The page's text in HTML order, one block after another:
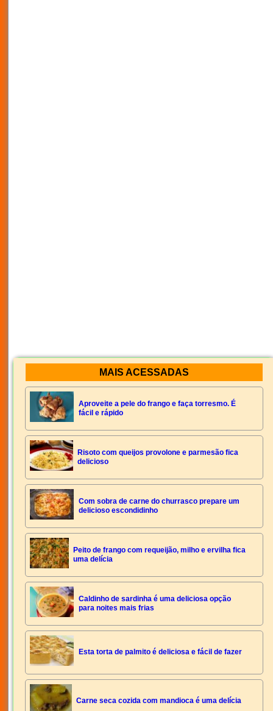
MAIS ACESSADAS
Aproveite a pele do frango e faça torresmo. É
fácil e rápido
Risoto com queijos provolone e parmesão fica
delicioso
Com sobra de carne do churrasco prepare um
delicioso escondidinho
Peito de frango com requeijão, milho e ervilha fica
uma delícia
Caldinho de sardinha é uma deliciosa opção
para noites mais frias
Esta torta de palmito é deliciosa e fácil de fazer
Carne seca cozida com mandioca é uma delícia